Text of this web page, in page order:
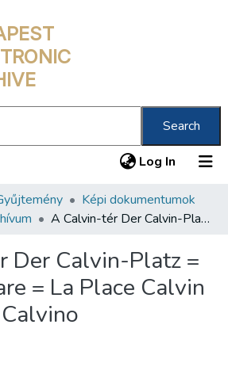
Search
Log In (current)
Képi dokumentumok
A Calvin-tér Der Calvin-Platz = Calvin Square = La Place Calvin = La Piazza Calvino
Der Calvin-Platz =
= La Place Calvin